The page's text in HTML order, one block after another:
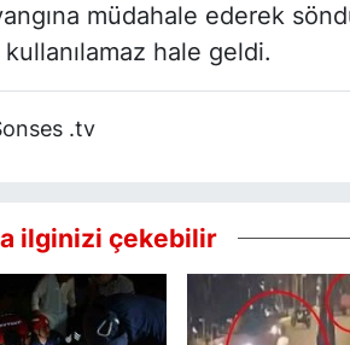
müdahale ederek
hale geldi.
.tv
ilginizi çekebilir